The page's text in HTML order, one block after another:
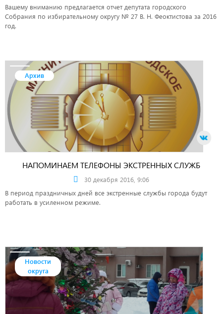
Вашему вниманию предлагается отчет депутата городского
Собрания по избирательному округу № 27 В. Н. Феоктистова за 2016
год.
Архив
НАПОМИНАЕМ ТЕЛЕФОНЫ ЭКСТРЕННЫХ СЛУЖБ
30 декабря 2016, 9:06
В период праздничных дней все экстренные службы города будут
работать в усиленном режиме.
Новости
округа